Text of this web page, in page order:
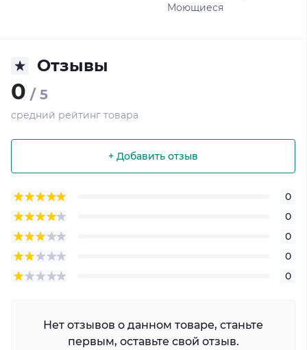
Моющиеся
Отзывы
0 / 5
средний рейтинг товара
+ Добавить отзыв
0
0
0
0
0
Нет отзывов о данном товаре, станьте
первым, оставьте свой отзыв.